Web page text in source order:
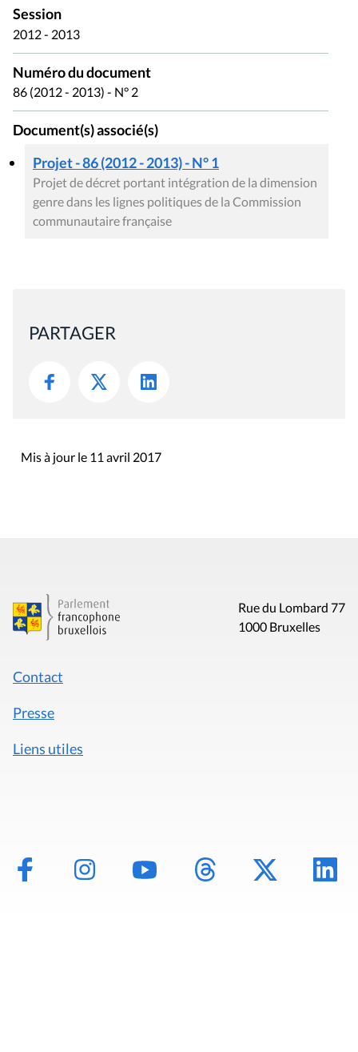
Session
2012 - 2013
Numéro du document
86 (2012 - 2013) - N° 2
Document(s) associé(s)
Projet - 86 (2012 - 2013) - N° 1
Projet de décret portant intégration de la dimension
genre dans les lignes politiques de la Commission
communautaire française
PARTAGER
Mis à jour le 11 avril 2017
Rue du Lombard 77
1000 Bruxelles
Contact
Presse
Liens utiles